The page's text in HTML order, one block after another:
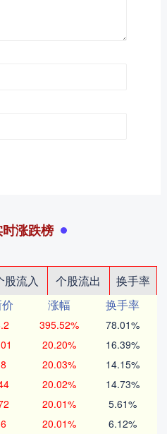
涨跌榜
股流入 个股流出
换手率
涨幅
换手率
395.52% 78.01%
20.20% 16.39%
20.03% 14.15%
20.02% 14.73%
20.01% 5.61%
20.01% 6.12%